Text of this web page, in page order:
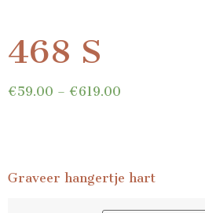
468 S
€59.00 – €619.00
Graveer hangertje hart